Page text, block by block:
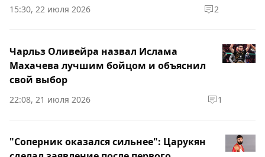
15:30, 22 июля 2026 2
Чарльз Оливейра назвал Ислама
Махачева лучшим бойцом и объяснил
свой выбор
22:08, 21 июля 2026 1
"Соперник оказался сильнее": Царукян